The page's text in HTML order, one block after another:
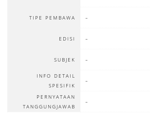
TIPE PEMBAWA -
EDISI -
SUBJEK -
INFO DETAIL
SPESIFIK
-
PERNYATAAN
TANGGUNGJAWAB
-